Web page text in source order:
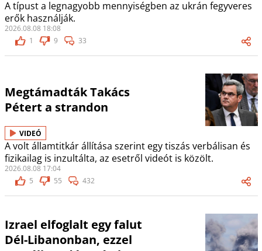
A típust a legnagyobb mennyiségben az ukrán fegyveres
erők használják.
2026.08.08 18:08
1
9 33
Megtámadták Takács
Pétert a strandon
VIDEÓ
A volt államtitkár állítása szerint egy tiszás verbálisan és
fizikailag is inzultálta, az esetről videót is közölt.
2026.08.08 17:04
5
55 432
Izrael elfoglalt egy falut
Dél-Libanonban, ezzel